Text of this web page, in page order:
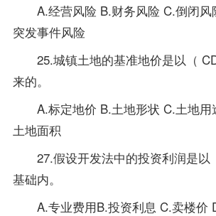
A.经营风险 B.财务风险 C.倒闭风
突发事件风险
25.城镇土地的基准地价是以（
来的。
A.标定地价 B.土地形状 C.土地用
土地面积
27.假设开发法中的投资利润是以
基础内。
A.专业费用B.投资利息 C.卖楼价